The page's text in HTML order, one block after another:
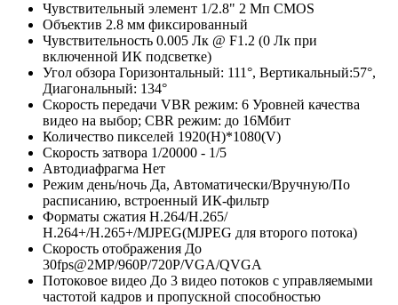
Чувствительный элемент 1/2.8" 2 Мп CMOS
Объектив 2.8 мм фиксированный
Чувствительность 0.005 Лк @ F1.2 (0 Лк при
включенной ИК подсветке)
Угол обзора Горизонтальный: 111°, Вертикальный:57°,
Диагональный: 134°
Скорость передачи VBR режим: 6 Уровней качества
видео на выбор; CBR режим: до 16Мбит
Количество пикселей 1920(H)*1080(V)
Скорость затвора 1/20000 - 1/5
Автодиафрагма Нет
Режим день/ночь Да, Автоматически/Вручную/По
расписанию, встроенный ИК-фильтр
Форматы сжатия Н.264/H.265/
Н.264+/H.265+/MJPEG(MJPEG для второго потока)
Скорость отображения До
30fps@2MP/960P/720P/VGA/QVGA
Потоковое видео До 3 видео потоков с управляемыми
частотой кадров и пропускной способностью